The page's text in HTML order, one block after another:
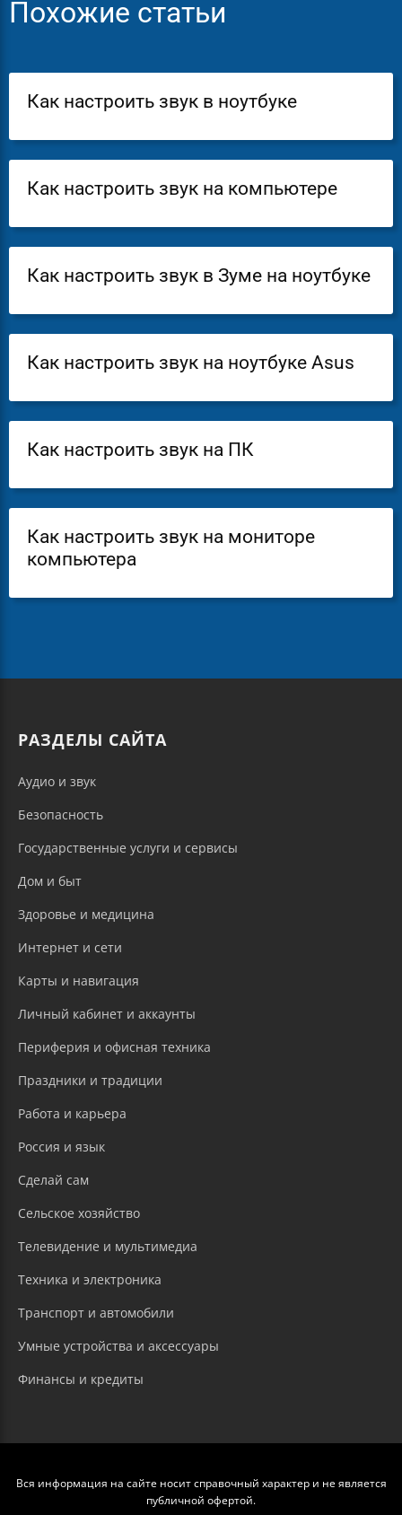
Похожие статьи
Как настроить звук в ноутбуке
Как настроить звук на компьютере
Как настроить звук в Зуме на ноутбуке
Как настроить звук на ноутбуке Asus
Как настроить звук на ПК
Как настроить звук на мониторе
компьютера
РАЗДЕЛЫ САЙТА
Аудио и звук
Безопасность
Государственные услуги и сервисы
Дом и быт
Здоровье и медицина
Интернет и сети
Карты и навигация
Личный кабинет и аккаунты
Периферия и офисная техника
Праздники и традиции
Работа и карьера
Россия и язык
Сделай сам
Сельское хозяйство
Телевидение и мультимедиа
Техника и электроника
Транспорт и автомобили
Умные устройства и аксессуары
Финансы и кредиты
Вся информация на сайте носит справочный характер и не является
публичной офертой.